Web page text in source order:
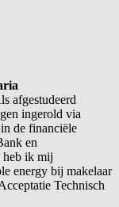
afgestudeerd
ingerold via
de financiële
en
heb ik mij
energy bij makelaar
Technisch